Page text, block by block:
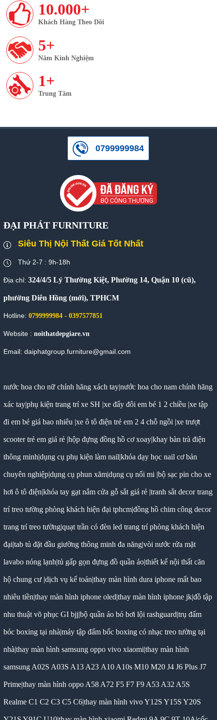
10.000+
Khách Hàng Theo Dõi
5+
Năm Kinh Nghiệm
1+
Trung Tâm
0799999984
ĐẠI PHÁT FURNITURE
Siêu Thị Nội Thất Giá Tốt Nhất
Thứ 2-7 : 9h-18h
Địa chỉ: 324/4/5 Lý Thường Kiệt, Phường 14, Quận 10 (cũ),
phường Diên Hồng (mới), TPHCM
Hotline: 0799999984 - 0397577851
Website : noithatdepgiare.vn
Email: daiphatgroup.furniture@gmail.com
nước hoa cho nữ chính hãng xách tay|nước hoa cho nam chính hãng
xác tay|phụ kiện trang trí xe SH |xe đẩy đôi em bé 1 2 chiều |xe tập
đi em bé giá bao nhiêu |xe ô tô điện trẻ em 2 4 chỗ ngồi |xe trượt
scooter trẻ em giá rẻ|hộp đựng đồng hồ cơ xoay|khay bàn trà điện
thông minh|dụng cụ phụ kiện làm nail|khóa dạy học nail cơ bản
chuyên nghiệp|dụng cụ phun xăm|dụng cụ nối mi |bộ sạc pin cho xe
hơi ô tô điện|khóa tay gạt nắm cửa gỗ sắt giá rẻ|tranh sắt decor trang
trí treo tường phòng khách hiện đại tphcm|đồng hồ chim công decor
trang trí treo tường|quạt trần có đèn led trang trí phòng khách hiện
đại|tab tủ đặt đầu giường thông minh đa năng|vòi nước rửa mặt
lavabo nóng lạnh|tủ gấp gọn đựng đồ quần áo|thiết kế nội thất căn
hộ chung cư|dịch vụ kế toán|thay màn hình dura iphone mất bao
nhiêu tiền|thay màn hình iphone oled|thay màn hình iphone jk|đồ tập
nhu thuật võ phục GI bjj|bộ quần áo bó bơi lội rashguard|trụ đấm
bóc boxing tại nhà|máy tập đấm bốc boxing có nhạc treo tường tại
nhà|thay màn hình samsung oppo vivo xiaomi|thay màn hình
samsung A02S A03S A13 A23 A10 A10s M10 M20 J4 J6 Plus J7
Prime|thay màn hình oppo A58 A72 F5 F7 F9 A53 A32 A5S
Realme C1 C2 C3 C5 C6|thay màn hình vivo Y12S Y15S Y20S